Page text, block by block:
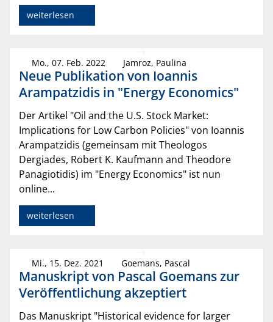
weiterlesen
Mo., 07. Feb. 2022 Jamroz, Paulina
Neue Publikation von Ioannis
Arampatzidis in "Energy Economics"
Der Artikel "Oil and the U.S. Stock Market:
Implications for Low Carbon Policies" von Ioannis
Arampatzidis (gemeinsam mit Theologos
Dergiades, Robert K. Kaufmann and Theodore
Panagiotidis) im "Energy Economics" ist nun
online...
weiterlesen
Mi., 15. Dez. 2021 Goemans, Pascal
Manuskript von Pascal Goemans zur
Veröffentlichung akzeptiert
Das Manuskript "Historical evidence for larger